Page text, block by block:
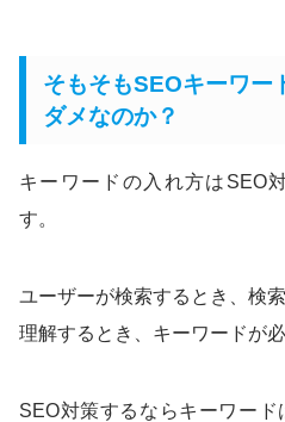
そもそもSEOキーワー
ダメなのか？
キーワードの入れ方はSEO
す。
ユーザーが検索するとき、検
理解するとき、キーワードが
SEO対策するならキーワー